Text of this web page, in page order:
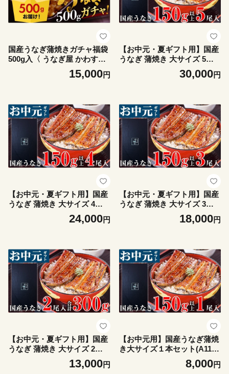
国産うなぎ蒲焼きガチャ福袋
500g入〈 うなぎ屋 かわすい
〉 (A1154-1) ｜ グルメ大賞連
続受賞 特製タレ付 送料無料
産品 和歌山県 有田市
15,000円
【お中元・夏ギフト用】国産
うなぎ 蒲焼き 大サイズ 5本
（150～169g×5本）(A1181-1)
30,000円
【お中元・夏ギフト用】国産
うなぎ 蒲焼き 大サイズ 4本
（150～169g×4本）(A1180-1)
24,000円
【お中元・夏ギフト用】国産
うなぎ 蒲焼き 大サイズ 3本
（150～169g×3本）(A1179-1)
18,000円
【お中元・夏ギフト用】国産
うなぎ 蒲焼き 大サイズ 2本
合計300g以上(A1178-1)
13,000円
【お中元用】国産うなぎ蒲焼
き大サイズ１本セット(A1177
8,000円